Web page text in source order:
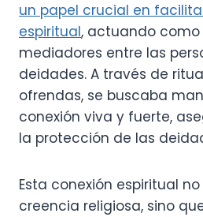
un papel crucial en
espiritual, actuando
mediadores entre las
deidades. A través de
ofrendas, se buscaba
conexión viva y fuerte,
la protección de las
Esta conexión espiritual
creencia religiosa, sino